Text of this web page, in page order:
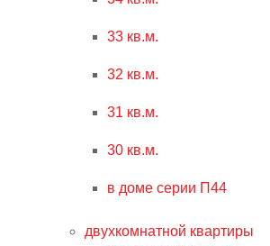
33 кв.м.
32 кв.м.
31 кв.м.
30 кв.м.
в доме серии П44
двухкомнатной квартиры